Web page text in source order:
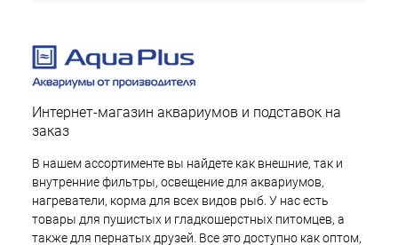
Интернет-магазин аквариумов и подставок на
заказ
В нашем ассортименте вы найдете как внешние, так и
внутренние фильтры, освещение для аквариумов,
нагреватели, корма для всех видов рыб. У нас есть
товары для пушистых и гладкошерстных питомцев, а
также для пернатых друзей. Все это доступно как оптом,